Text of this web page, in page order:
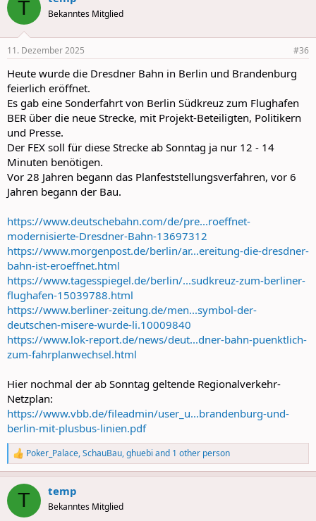
i
s
T Bekanntes Mitglied
11. Dezember 2025 #36
Heute wurde die Dresdner Bahn in Berlin und Brandenburg
feierlich eröffnet.
Es gab eine Sonderfahrt von Berlin Südkreuz zum Flughafen
BER über die neue Strecke, mit Projekt-Beteiligten, Politikern
und Presse.
Der FEX soll für diese Strecke ab Sonntag ja nur 12 - 14
Minuten benötigen.
Vor 28 Jahren begann das Planfeststellungsverfahren, vor 6
Jahren begann der Bau.
https://www.deutschebahn.com/de/pre...roeffnet-
modernisierte-Dresdner-Bahn-13697312
https://www.morgenpost.de/berlin/ar...ereitung-die-dresdner-
bahn-ist-eroeffnet.html
https://www.tagesspiegel.de/berlin/...sudkreuz-zum-berliner-
flughafen-15039788.html
https://www.berliner-zeitung.de/men...symbol-der-
deutschen-misere-wurde-li.10009840
https://www.lok-report.de/news/deut...dner-bahn-puenktlich-
zum-fahrplanwechsel.html
Hier nochmal der ab Sonntag geltende Regionalverkehr-
Netzplan:
https://www.vbb.de/fileadmin/user_u...brandenburg-und-
berlin-mit-plusbus-linien.pdf
R
e
a
c
i
Poker_Palace,SchauBau,ghuebi and 1 other person
T temp
Bekanntes Mitglied